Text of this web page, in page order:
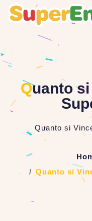
Quanto
Quanto si
Quanto si